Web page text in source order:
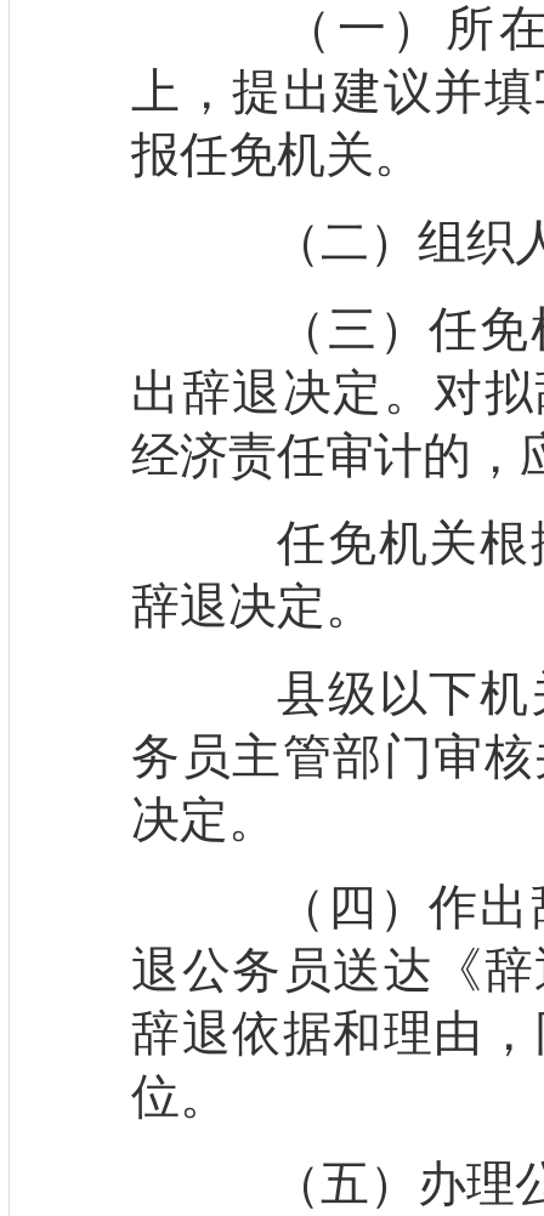
（一）所在
上，提出建议并
报任免机关。
（二）组织
（三）任免
出辞退决定。对
经济责任审计的，
任免机关根
辞退决定。
县级以下机
务员主管部门审
决定。
（四）作出
退公务员送达《
辞退依据和理由
位。
（五）办理